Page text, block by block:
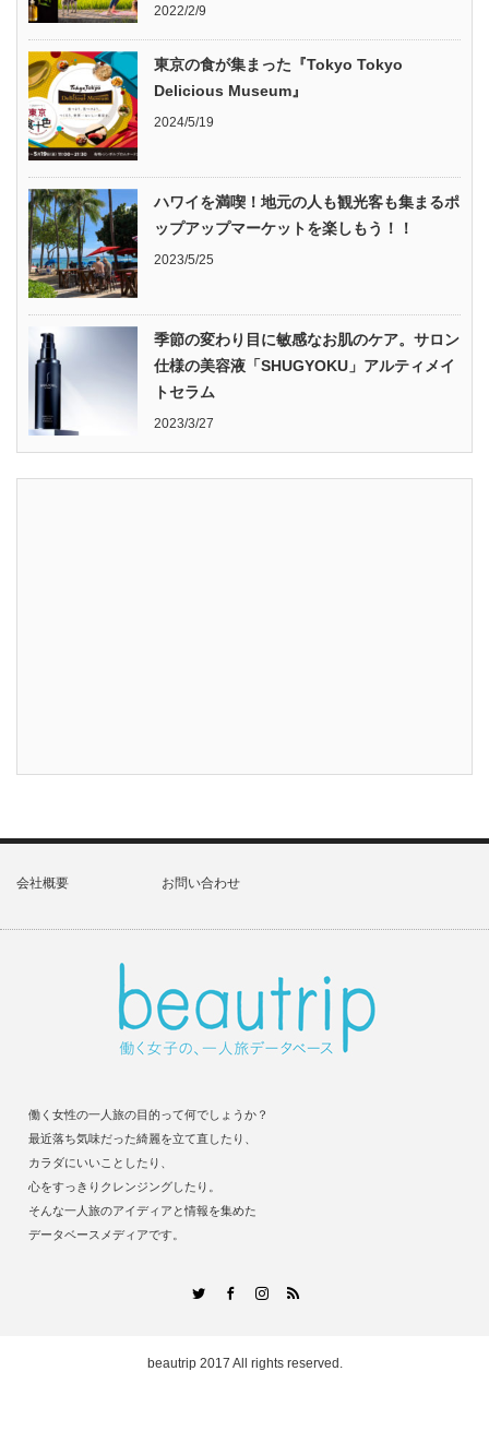
2022/2/9
東京の食が集まった『Tokyo Tokyo
Delicious Museum』
2024/5/19
ハワイを満喫！地元の人も観光客も集まるポ
ップアップマーケットを楽しもう！！
2023/5/25
季節の変わり目に敏感なお肌のケア。サロン
仕様の美容液「SHUGYOKU」アルティメイ
トセラム
2023/3/27
会社概要 お問い合わせ
働く女性の一人旅の目的って何でしょうか？
最近落ち気味だった綺麗を立て直したり、
カラダにいいことしたり、
心をすっきりクレンジングしたり。
そんな一人旅のアイディアと情報を集めた
データベースメディアです。
TwitterFacebookInstagram
RSS
beautrip2017 All rights reserved.